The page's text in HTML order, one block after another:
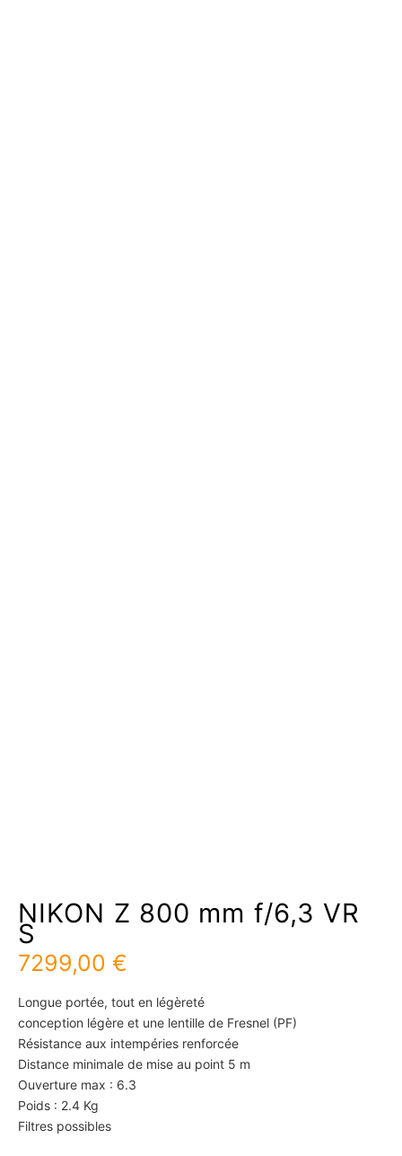
NIKON Z 800 mm f/6,3 VR
S
7299,00 €
Longue portée, tout en légèreté
conception légère et une lentille de Fresnel (PF)
Résistance aux intempéries renforcée
Distance minimale de mise au point 5 m
Ouverture max : 6.3
Poids : 2.4 Kg
Filtres possibles